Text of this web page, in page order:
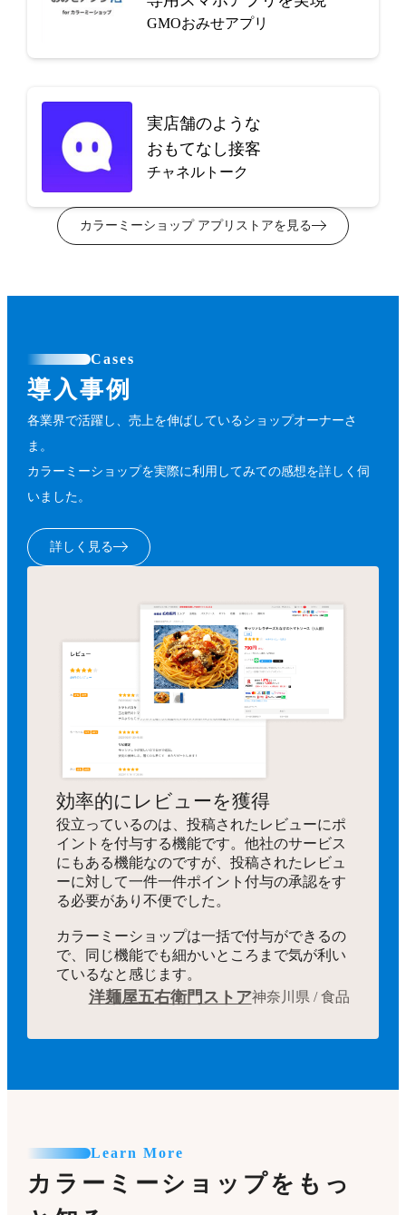
GMOおみせアプリ
実店舗のような
おもてなし接客
チャネルトーク
カラーミーショップ アプリストアを見る
Cases
導入事例
各業界で活躍し、売上を伸ばしているショップオーナーさ
ま。
カラーミーショップを実際に利用してみての感想を詳しく伺
いました。
詳しく見る
効率的にレビューを獲得
役立っているのは、投稿されたレビューにポ
イントを付与する機能です。他社のサービス
にもある機能なのですが、投稿されたレビュ
ーに対して一件一件ポイント付与の承認をす
る必要があり不便でした。
カラーミーショップは一括で付与ができるの
で、同じ機能でも細かいところまで気が利い
ているなと感じます。
洋麺屋五右衛門ストア神奈川県 / 食品
Learn More
カラーミーショップをもっ